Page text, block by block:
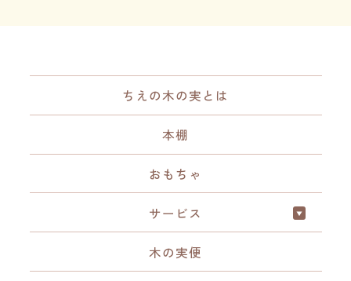
ちえの木の実とは
本棚
おもちゃ
サービス
木の実便